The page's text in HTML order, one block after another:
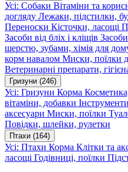
Усі: Собаки Вітаміни та
догляду Лежаки, підстилки,
Переноски Кісточки, ласощі
Засоби від бліх і кліщів Засоби
шерстю, зубами, хімія для
корм навалом Миски, поїлки
Ветеринарні препарати,
Гризуни (246)
Усі: Гризуни Корма
вітаміни, добавки
аксесуари Миски, поїлки
Повідки, шлейки, рулетки
Птахи (164)
Усі: Птахи Корма Клітки та
ласощі Годівниці, поїлки